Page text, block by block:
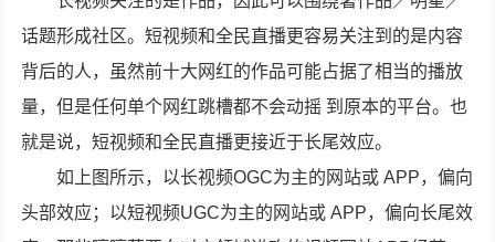
话题形成社区。短视频和全民直播更容易关注到的是内容
背后的人，虽然前十大网红的作品可能占据了相当的播放
量，但是任何单个网红跳槽都不会动摇 到原本的平台。也
就是说，短视频和全民直播更接近于长尾效应。
如上图所示，以长视频OGC为主的网站或 APP，偏向
头部效应；以短视频UGC为主的网站或 APP，偏向长尾效